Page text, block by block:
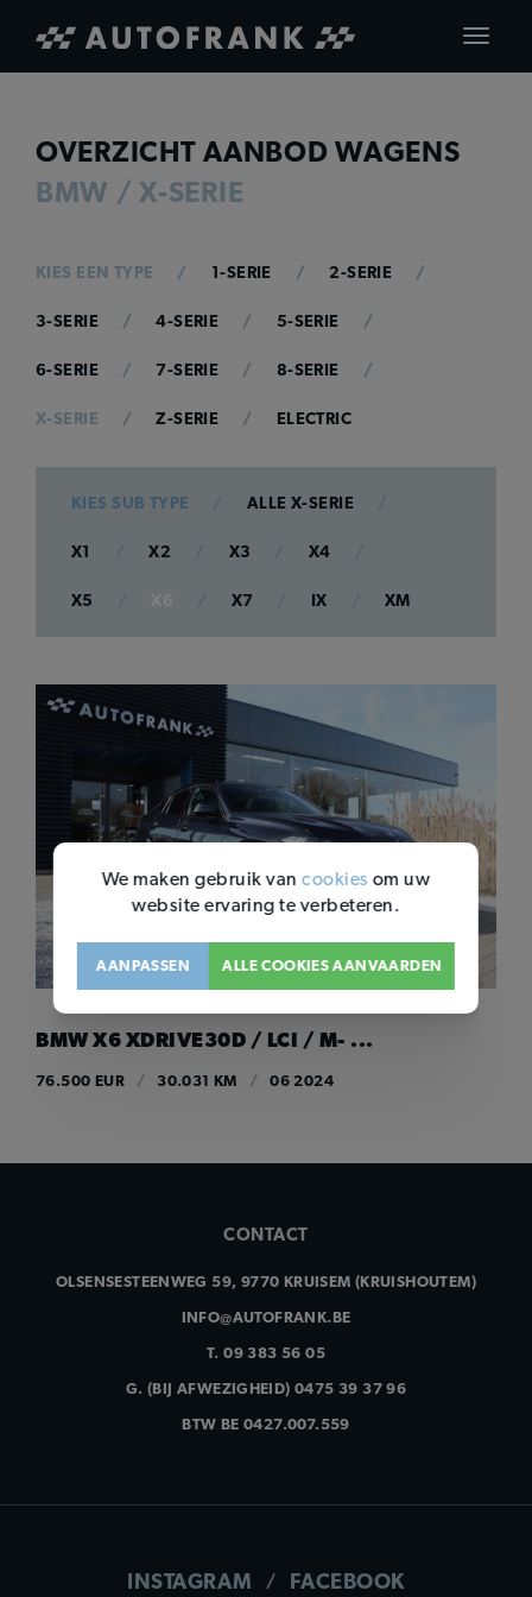
Toggle
OVERZICHT AANBOD WAGENS
BMW / X-SERIE
KIES EEN TYPE 1-SERIE 2-SERIE
3-SERIE 4-SERIE 5-SERIE
6-SERIE 7-SERIE 8-SERIE
X-SERIE Z-SERIE ELECTRIC
KIES SUB TYPE ALLE X-SERIE
X1 X2 X3 X4
X5 X7 IX XM
BMW X6 XDRIVE30D / LCI / M- ...
76.500 EUR 30.031 KM 06 2024
CONTACT
OLSENSESTEENWEG 59, 9770 KRUISEM (KRUISHOUTEM)
INFO@AUTOFRANK.BE
T.09 383 56 05
G.(BIJ AFWEZIGHEID) 0475 39 37 96
BTW BE 0427.007.559
INSTAGRAM FACEBOOK
We maken gebruik van cookies om uw
website ervaring te verbeteren.
AANPASSEN ALLE COOKIES AANVAARDEN